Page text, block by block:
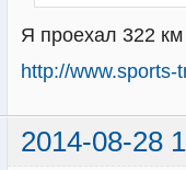
Я проехал 322
http://
2014-08-28